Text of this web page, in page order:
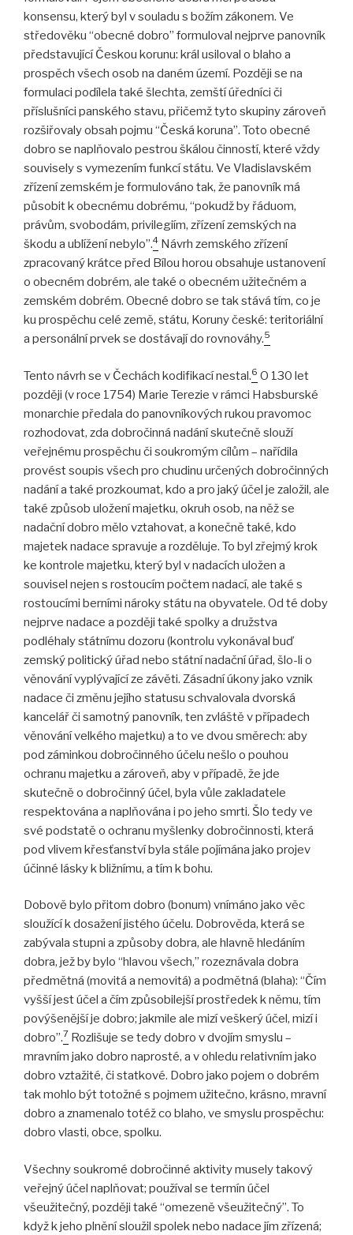
konsensu, který byl v souladu s božím zákonem. Ve
středověku “obecné dobro” formuloval nejprve panovník
představující Českou korunu: král usiloval o blaho a
prospěch všech osob na daném území. Později se na
formulaci podílela také šlechta, zemští úředníci či
příslušníci panského stavu, přičemž tyto skupiny zároveň
rozšiřovaly obsah pojmu “Česká koruna”. Toto obecné
dobro se naplňovalo pestrou škálou činností, které vždy
souvisely s vymezením funkcí státu. Ve Vladislavském
zřízení zemském je formulováno tak, že panovník má
působit k obecnému dobrému, “pokudž by řáduom,
právům, svobodám, privilegiím, zřízení zemských na
škodu a ublížení nebylo”.4 Návrh zemského zřízení
zpracovaný krátce před Bílou horou obsahuje ustanovení
o obecném dobrém, ale také o obecném užitečném a
zemském dobrém. Obecné dobro se tak stává tím, co je
ku prospěchu celé země, státu, Koruny české: teritoriální
a personální prvek se dostávají do rovnováhy.5
Tento návrh se v Čechách kodifikací nestal.6 O 130 let
později (v roce 1754) Marie Terezie v rámci Habsburské
monarchie předala do panovníkových rukou pravomoc
rozhodovat, zda dobročinná nadání skutečně slouží
veřejnému prospěchu či soukromým cílům – nařídila
provést soupis všech pro chudinu určených dobročinných
nadání a také prozkoumat, kdo a pro jaký účel je založil, ale
také způsob uložení majetku, okruh osob, na něž se
nadační dobro mělo vztahovat, a konečně také, kdo
majetek nadace spravuje a rozděluje. To byl zřejmý krok
ke kontrole majetku, který byl v nadacích uložen a
souvisel nejen s rostoucím počtem nadací, ale také s
rostoucími berními nároky státu na obyvatele. Od té doby
nejprve nadace a později také spolky a družstva
podléhaly státnímu dozoru (kontrolu vykonával buď
zemský politický úřad nebo státní nadační úřad, šlo-li o
věnování vyplývající ze závěti. Zásadní úkony jako vznik
nadace či změnu jejího statusu schvalovala dvorská
kancelář či samotný panovník, ten zvláště v případech
věnování velkého majetku) a to ve dvou směrech: aby
pod záminkou dobročinného účelu nešlo o pouhou
ochranu majetku a zároveň, aby v případě, že jde
skutečně o dobročinný účel, byla vůle zakladatele
respektována a naplňována i po jeho smrti. Šlo tedy ve
své podstatě o ochranu myšlenky dobročinnosti, která
pod vlivem křesťanství byla stále pojímána jako projev
účinné lásky k bližnímu, a tím k bohu.
Dobově bylo přitom dobro (bonum) vnímáno jako věc
sloužící k dosažení jistého účelu. Dobrověda, která se
zabývala stupni a způsoby dobra, ale hlavně hledáním
dobra, jež by bylo “hlavou všech,” rozeznávala dobra
předmětná (movitá a nemovitá) a podmětná (blaha): “Čím
vyšší jest účel a čím způsobilejší prostředek k němu, tím
povýšenější je dobro; jakmile ale mizí veškerý účel, mizí i
dobro”.7 Rozlišuje se tedy dobro v dvojím smyslu –
mravním jako dobro naprosté, a v ohledu relativním jako
dobro vztažité, či statkové. Dobro jako pojem o dobrém
tak mohlo být totožné s pojmem užitečno, krásno, mravní
dobro a znamenalo totéž co blaho, ve smyslu prospěchu:
dobro vlasti, obce, spolku.
Všechny soukromé dobročinné aktivity musely takový
veřejný účel naplňovat; používal se termín účel
všeužitečný, později také “omezeně všeužitečný”. To
když k jeho plnění sloužil spolek nebo nadace jím zřízená;